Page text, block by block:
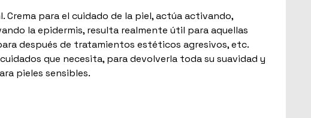
Crema para el cuidado de la piel, actúa activando,
la epidermis, resulta realmente útil para aquellas
después de tratamientos estéticos agresivos, etc.
que necesita, para devolverla toda su suavidad y
pieles sensibles.